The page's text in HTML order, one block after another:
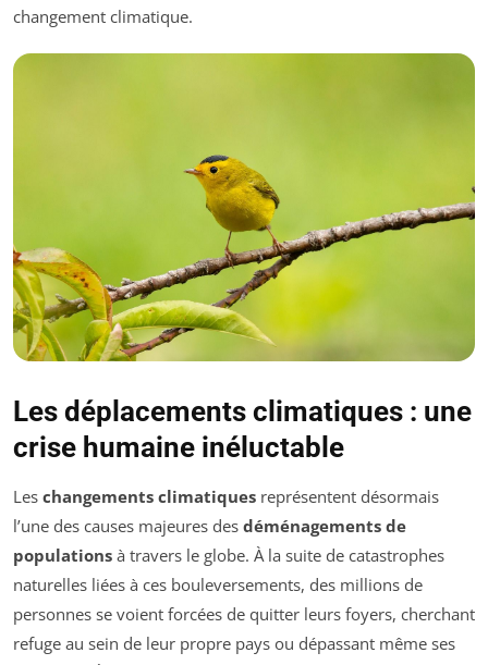
changement climatique.
Les déplacements climatiques : une
crise humaine inéluctable
Les changements climatiques représentent désormais
l’une des causes majeures des déménagements de
populations à travers le globe. À la suite de catastrophes
naturelles liées à ces bouleversements, des millions de
personnes se voient forcées de quitter leurs foyers, cherchant
refuge au sein de leur propre pays ou dépassant même ses